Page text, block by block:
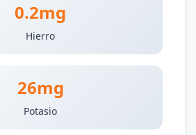
0.2mg
Hierro
26mg
Potasio